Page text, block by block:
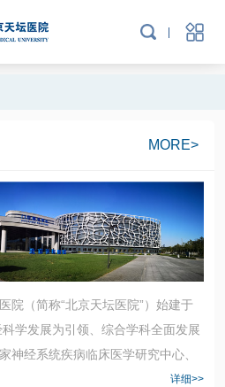
MORE>
院（简称“北京天坛医院”）始建于
学发展为引领、综合学科全面发展
神经系统疾病临床医学研究中心、
详细>>